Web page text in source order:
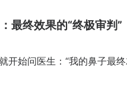
最终效果的“终极审判”
始问医生：“我的鼻子最终